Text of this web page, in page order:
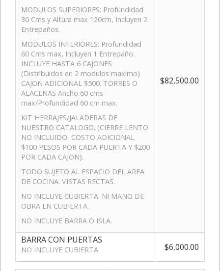
MODULOS SUPERIORES: Profundidad
30 Cms y Altura max 120cm, Incluyen 2
Entrepaños.
MODULOS INFERIORES: Profundidad
60 Cms max, Incluyen 1 Entrepaño.
INCLUYE HASTA 6 CAJONES
(Distribuidos en 2 modulos maximo)
CAJON ADICIONAL $500. TORRES O
ALACENAS Ancho 60 cms
max/Profundidad 60 cm max.
KIT HERRAJES/JALADERAS DE
NUESTRO CATALOGO. (CIERRE LENTO
NO INCLUIDO, COSTO ADICIONAL
$100 PESOS POR CADA PUERTA Y $200
POR CADA CAJON).
TODO SUJETO AL ESPACIO DEL AREA
DE COCINA. VISTAS RECTAS.
NO INCLUYE CUBIERTA. NI MANO DE
OBRA EN CUBIERTA.
NO INCLUYE BARRA O ISLA.
$82,500.00
BARRA CON PUERTAS
NO INCLUYE CUBIERTA $6,000.00